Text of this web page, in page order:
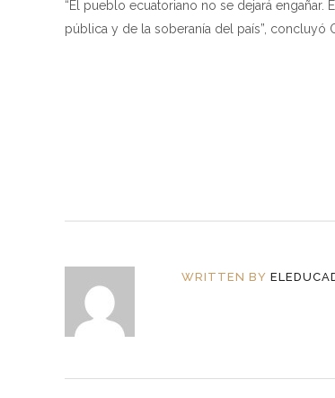
“El pueblo ecuatoriano no se dejará
pública y de la soberanía del país”, concluyó
WRITTEN BY